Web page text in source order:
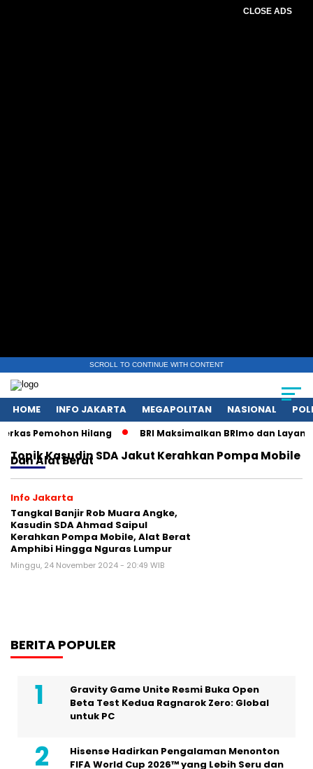
CLOSE ADS
SCROLL TO CONTINUE WITH CONTENT
HOME INFO JAKARTA MEGAPOLITAN NASIONAL
Pemohon Hilang BRI Maksimalkan BRImo dan
TopikKasudin SDA Jakut Kerahkan Pompa Mobile
Dan Alat Berat
Info Jakarta
Tangkal Banjir Rob Muara Angke,
Kasudin SDA Ahmad Saipul
Kerahkan Pompa Mobile, Alat Berat
Amphibi Hingga Nguras Lumpur
Minggu, 24 November 2024 - 20:49 WIB
BERITA POPULER
Gravity Game Unite Resmi Buka Open
Beta Test Kedua Ragnarok Zero: Global
untuk PC
Hisense Hadirkan Pengalaman Menonton
FIFA World Cup 2026™ yang Lebih Seru dan